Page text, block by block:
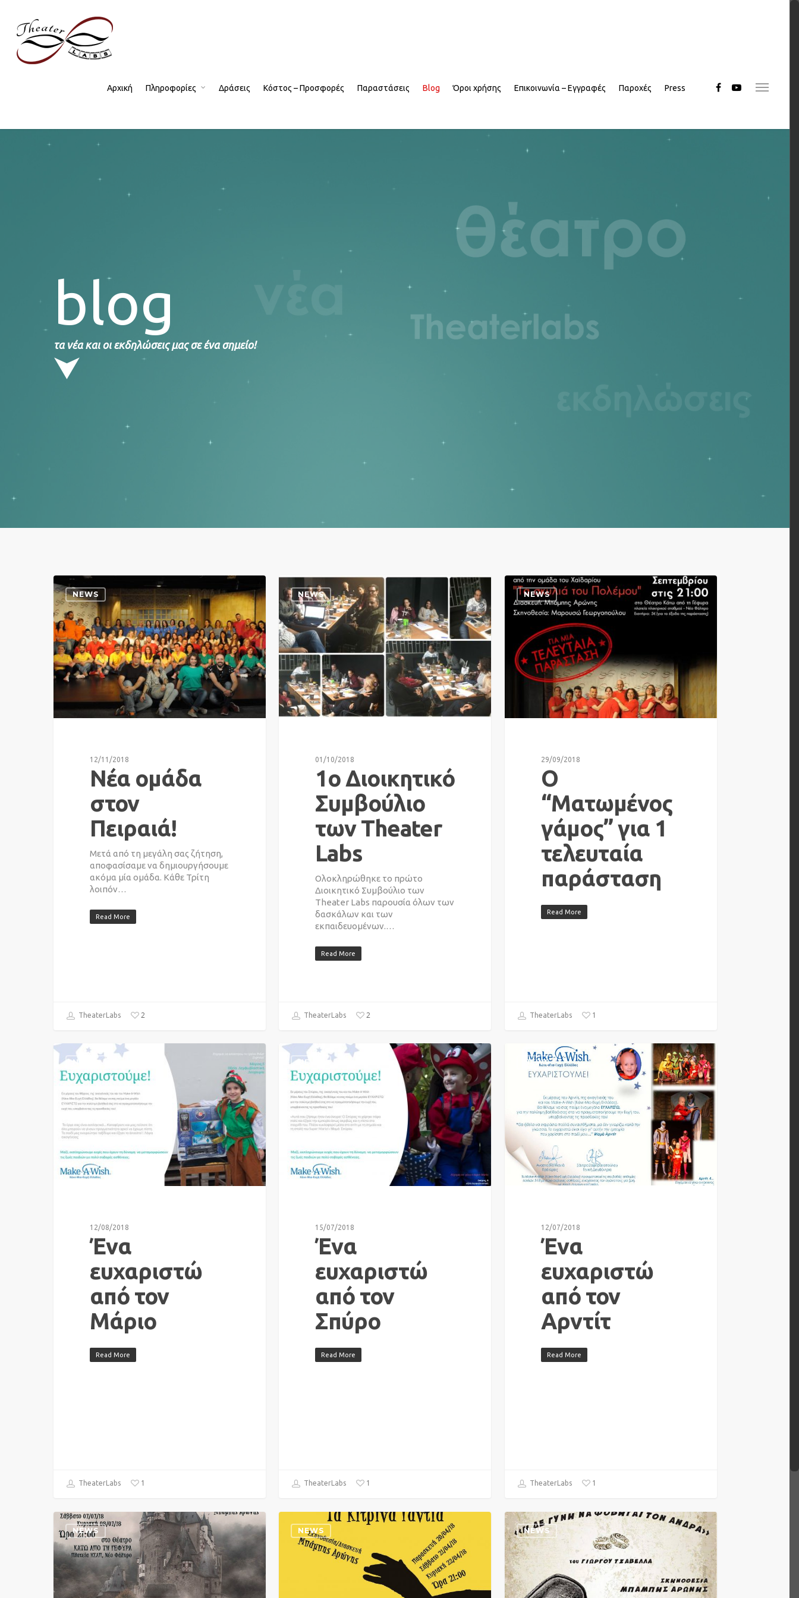
Αρχική Πληροφορίες Δράσεις Κόστος – Προσφορές Παραστάσεις Blog Όροι χρήσης Επικοινωνία – Εγγραφές Παροχές Press
blog
τα νέα και οι εκδηλώσεις μας σε ένα σημείο!
⮟
NEWS
12/11/2018
Νέα ομάδα
στον
Πειραιά!
Μετά από τη μεγάλη σας ζήτηση,
αποφασίσαμε να δημιουργήσουμε
ακόμα μία ομάδα. Κάθε Τρίτη
λοιπόν…
Read More
TheaterLabs 2
NEWS
01/10/2018
1o Διοικητικό
Συμβούλιο
των Theater
Labs
Ολοκληρώθηκε το πρώτο
Διοικητικό Συμβούλιο των
Theater Labs παρουσία όλων των
δασκάλων και των
εκπαιδευομένων.…
Read More
TheaterLabs 2
NEWS
29/09/2018
Ο
“Ματωμένος
γάμος” για 1
τελευταία
παράσταση
Read More
TheaterLabs 1
NEWS
12/08/2018
Ένα
ευχαριστώ
από τον
Μάριο
Read More
TheaterLabs 1
NEWS
15/07/2018
Ένα
ευχαριστώ
από τον
Σπύρο
Read More
TheaterLabs 1
NEWS
12/07/2018
Ένα
ευχαριστώ
από τον
Αρντίτ
Read More
TheaterLabs 1
NEWS NEWS NEWS